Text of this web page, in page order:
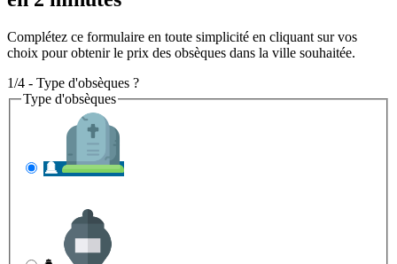
Complétez ce formulaire en toute simplicité en cliquant sur vos
choix pour obtenir le prix des obsèques dans la ville souhaitée.
1/4 - Type d'obsèques ?
Type d'obsèques